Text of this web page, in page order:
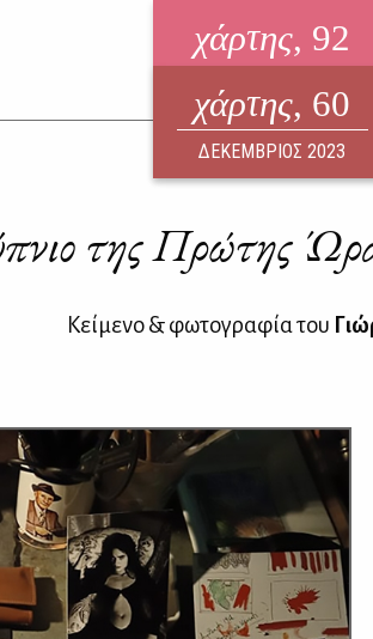
χάρτης, 92
ηλεκτρονικό περιοδικό
ΑΥΓΟΥΣΤΟΣ 2026
χάρτης, 60
ΔΕΚΕΜΒΡΙΟΣ 2023
της Πρώτης
Κείμενο & φωτογραφία του